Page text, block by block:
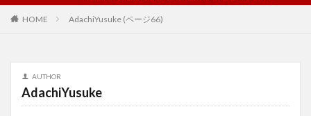
HOME AdachiYusuke (ページ66)
AUTHOR
AdachiYusuke